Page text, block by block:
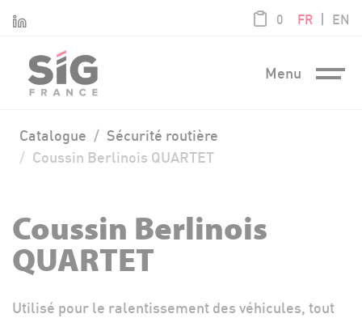
Linkedin 0article / 0,00
FR | EN
Menu
Catalogue
Sécurité routière
Coussin Berlinois QUARTET
Coussin Berlinois
QUARTET
Utilisé pour le ralentissement des véhicules, tout
Panneau de gestion des cookies